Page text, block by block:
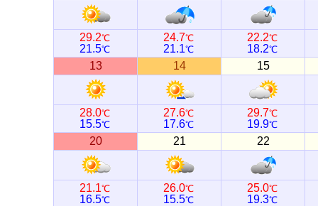
29.2℃
21.5℃
24.7℃
21.1℃
22.2℃
18.2℃
13 14 15
28.0℃
15.5℃
27.6℃
17.6℃
29.7℃
19.9℃
20 21 22
21.1℃
16.5℃
26.0℃
15.5℃
25.0℃
19.3℃